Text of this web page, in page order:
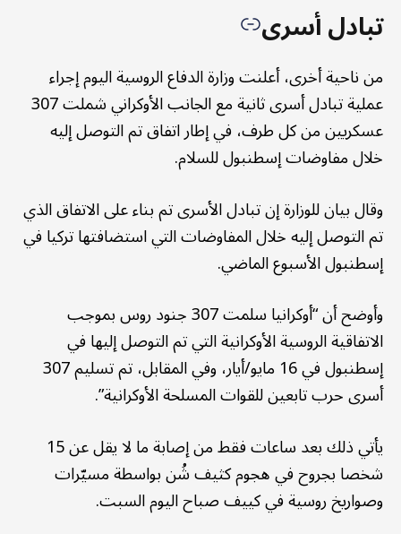
تبادل أسرى
من ناحية أخرى، أعلنت وزارة الدفاع الروسية اليوم إجراء
عملية تبادل أسرى ثانية مع الجانب الأوكراني شملت 307
عسكريين من كل طرف، في إطار اتفاق تم التوصل إليه
خلال مفاوضات إسطنبول للسلام.
وقال بيان للوزارة إن تبادل الأسرى تم بناء على الاتفاق الذي
تم التوصل إليه خلال المفاوضات التي استضافتها تركيا في
إسطنبول الأسبوع الماضي.
وأوضح أن “أوكرانيا سلمت 307 جنود روس بموجب
الاتفاقية الروسية الأوكرانية التي تم التوصل إليها في
إسطنبول في 16 مايو/أيار، وفي المقابل، تم تسليم 307
أسرى حرب تابعين للقوات المسلحة الأوكرانية”.
يأتي ذلك بعد ساعات فقط من إصابة ما لا يقل عن 15
شخصا بجروح في هجوم كثيف شُن بواسطة مسيّرات
وصواريخ روسية في كييف صباح اليوم السبت.